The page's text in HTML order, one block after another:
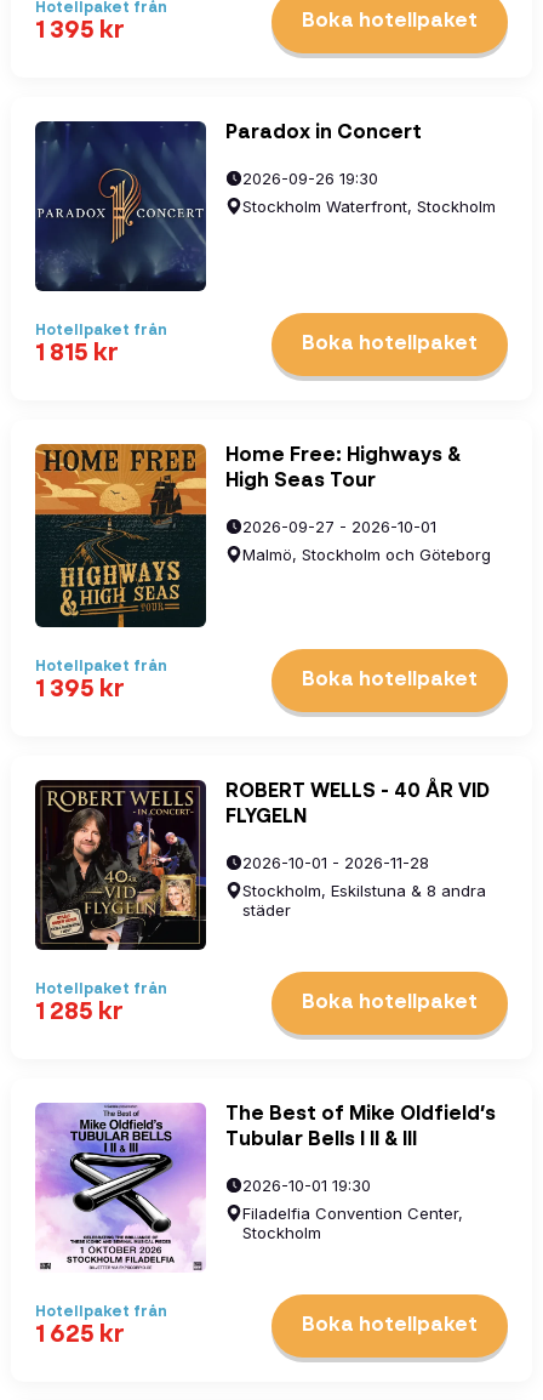
Hotellpaket från
1 395 kr Boka hotellpaket
Paradox in Concert
2026-09-26 19:30
Stockholm Waterfront, Stockholm
Hotellpaket från
1 815 kr Boka hotellpaket
Home Free: Highways &
High Seas Tour
2026-09-27 - 2026-10-01
Malmö, Stockholm och Göteborg
Hotellpaket från
1 395 kr Boka hotellpaket
ROBERT WELLS - 40 ÅR VID
FLYGELN
2026-10-01 - 2026-11-28
Stockholm, Eskilstuna & 8 andra
städer
Hotellpaket från
1 285 kr Boka hotellpaket
The Best of Mike Oldfield’s
Tubular Bells I II & III
2026-10-01 19:30
Filadelfia Convention Center,
Stockholm
Hotellpaket från
1 625 kr Boka hotellpaket